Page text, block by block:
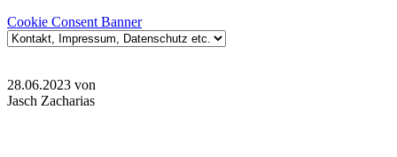
Cookie Consent Banner
28.06.2023 von
Jasch Zacharias